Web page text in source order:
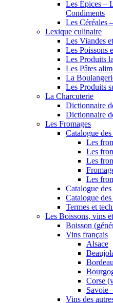
Les Épices –
Condiments
Les Céréales
Lexique culinaire
Les Viandes
Les Poissons
Les Produits
Les Pâtes
La
Les Produits
La Charcuterie
Dictionnaire
Dictionnaire
Les Fromages
Catalogue
Les
Les
Les
Les
Catalogue
Catalogue
Termes et
Les Boissons, vins
Boisson
Vins français
Alsace
Corse
Savoie
Vins des